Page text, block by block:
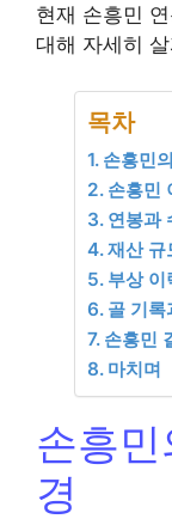
현재 손흥민
대해 자세히
목차
손흥민
손흥민
연봉과
재산 규
부상 이
골 기록
손흥민
마치며
손흥
경